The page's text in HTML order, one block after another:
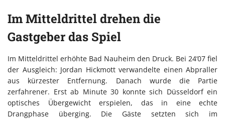
Im Mitteldrittel drehen die
Gastgeber das Spiel
Im Mitteldrittel erhöhte Bad Nauheim den Druck. Bei 24‘07 fiel
der Ausgleich: Jordan Hickmott verwandelte einen Abpraller
aus kürzester Entfernung. Danach wurde die Partie
zerfahrener. Erst ab Minute 30 konnte sich Düsseldorf ein
optisches Übergewicht erspielen, das in eine echte
Drangphase überging. Die Gäste setzten sich im